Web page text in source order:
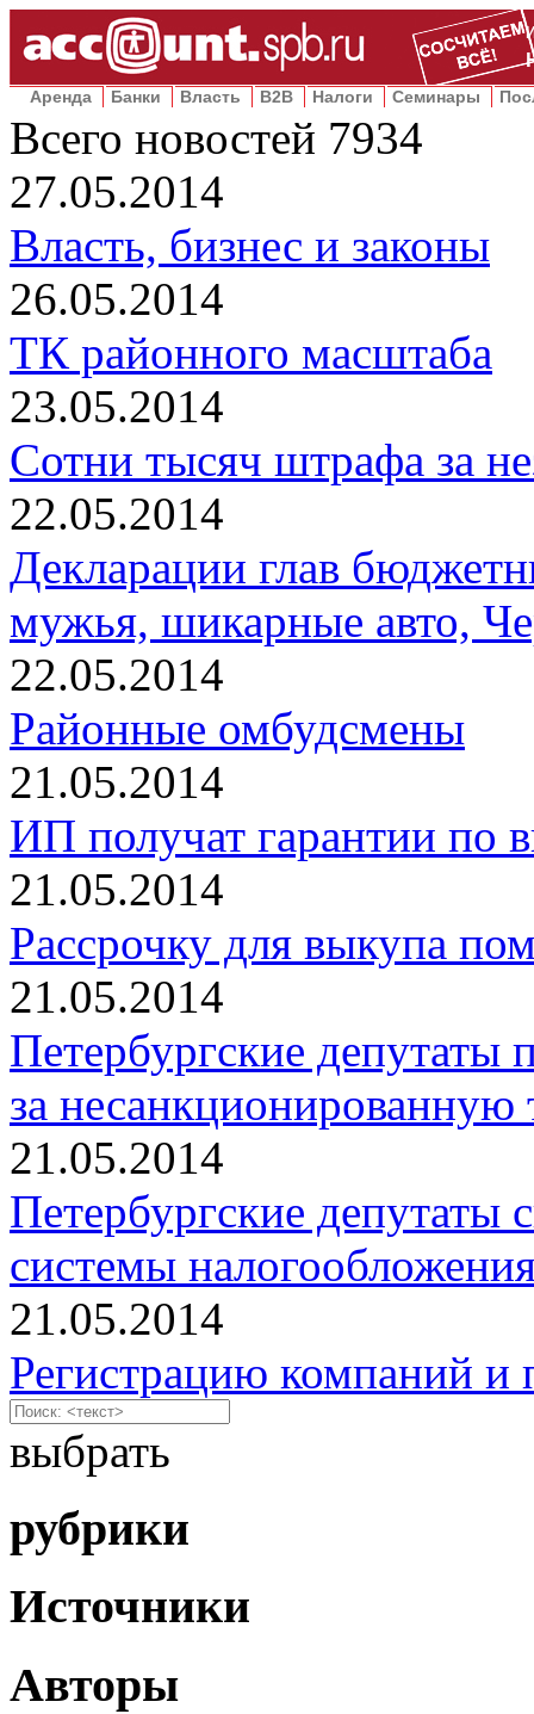
Аренда Банки Власть B2B Налоги Семинары
Всего новостей 7934
27.05.2014
Власть, бизнес и законы
26.05.2014
ТК районного масштаба
23.05.2014
Сотни тысяч штрафа за
22.05.2014
Декларации глав
мужья, шикарные авто,
22.05.2014
Районные омбудсмены
21.05.2014
ИП получат гарантии по
21.05.2014
Рассрочку для выкупа
21.05.2014
Петербургские
за
21.05.2014
Петербургские депутаты
системы
21.05.2014
Регистрацию компаний и
выбрать
рубрики
Источники
Авторы